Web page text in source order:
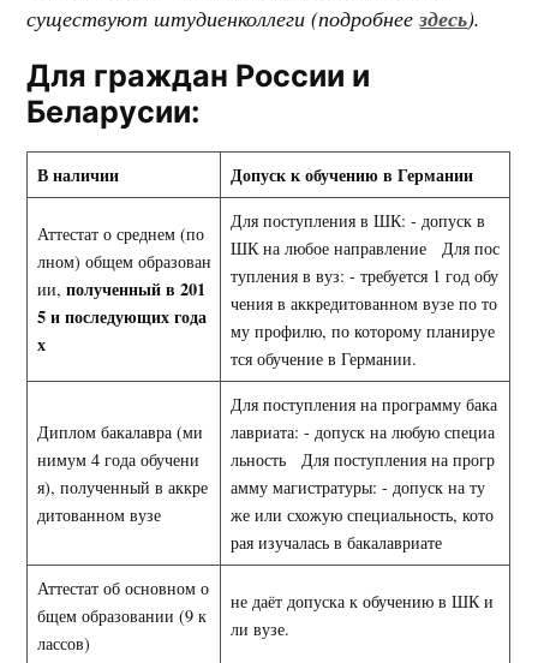
существуют штудиенколлеги (подробнеездесь).
Для граждан России и
Беларусии:
В наличии Допуск к обучению в Германии
Аттестат о среднем (по
лном) общем образован
ии, полученный в 201
5 и последующих года
х
Для поступления в ШК: - допуск в
ШК на любое направление Для пос
тупления в вуз: - требуется 1 год обу
чения в аккредитованном вузе по то
му профилю, по которому планируе
тся обучение в Германии.
Диплом бакалавра (ми
нимум 4 года обучени
я), полученный в аккре
дитованном вузе
Для поступления на программу бака
лавриата: - допуск на любую специа
льность Для поступления на прогр
амму магистратуры: - допуск на ту
же или схожую специальность, кото
рая изучалась в бакалавриате
Аттестат об основном о
бщем образовании (9 к
лассов)
не даёт допуска к обучению в ШК и
ли вузе.